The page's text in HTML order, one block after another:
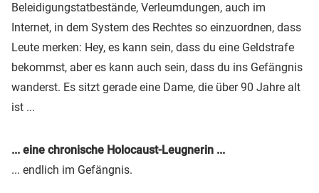
Beleidigungstatbestände, Verleumdungen, auch im
Internet, in dem System des Rechtes so einzuordnen, dass
Leute merken: Hey, es kann sein, dass du eine Geldstrafe
bekommst, aber es kann auch sein, dass du ins Gefängnis
wanderst. Es sitzt gerade eine Dame, die über 90 Jahre alt
ist ...
... eine chronische Holocaust-Leugnerin ...
... endlich im Gefängnis.